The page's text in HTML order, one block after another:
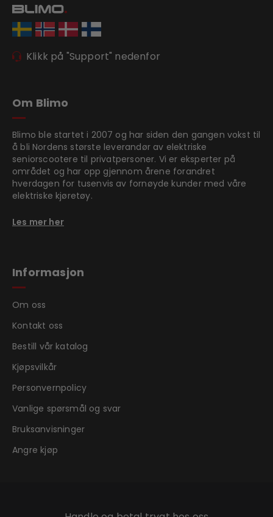
Klikk på "Support" nedenfor
Om Blimo
Blimo ble startet i 2007 og har siden den gangen vokst til
å bli Nordens største leverandør av elektriske
seniorscootere til privatpersoner. Vi er eksperter på
området og har opp gjennom årene forandret
hverdagen for tusenvis av fornøyde kunder med våre
elektriske kjøretøy.
Les mer her
Informasjon
Om oss
Kontakt oss
Bestill vår katalog
Kjøpsvilkår
Personvernpolicy
Vanlige spørsmål og svar
Bruksanvisninger
Angre kjøp